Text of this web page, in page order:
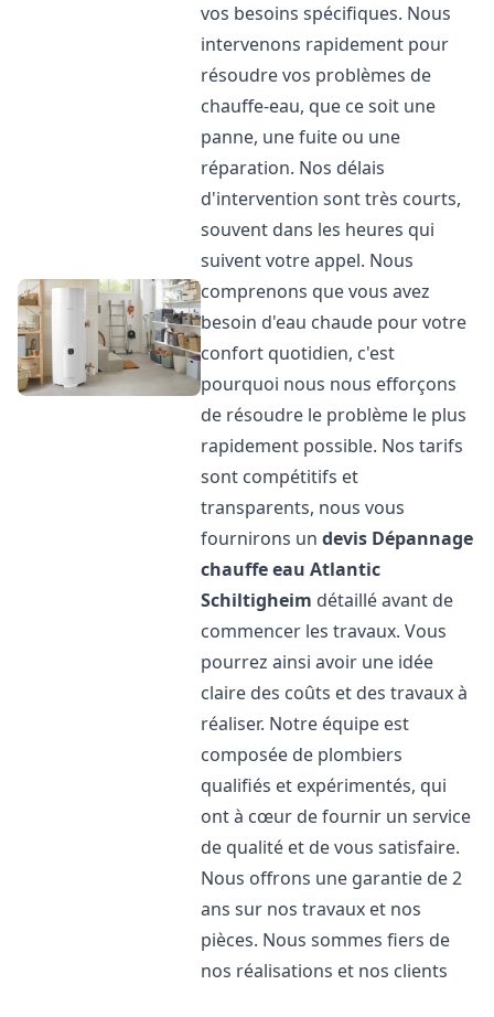
vos besoins spécifiques. Nous
intervenons rapidement pour
résoudre vos problèmes de
chauffe-eau, que ce soit une
panne, une fuite ou une
réparation. Nos délais
d'intervention sont très courts,
souvent dans les heures qui
suivent votre appel. Nous
comprenons que vous avez
besoin d'eau chaude pour votre
confort quotidien, c'est
pourquoi nous nous efforçons
de résoudre le problème le plus
rapidement possible. Nos tarifs
sont compétitifs et
transparents, nous vous
fournirons undevis Dépannage
chauffe eau Atlantic
Schiltigheim détaillé avant de
commencer les travaux. Vous
pourrez ainsi avoir une idée
claire des coûts et des travaux à
réaliser. Notre équipe est
composée de plombiers
qualifiés et expérimentés, qui
ont à cœur de fournir un service
de qualité et de vous satisfaire.
Nous offrons une garantie de 2
ans sur nos travaux et nos
pièces. Nous sommes fiers de
nos réalisations et nos clients